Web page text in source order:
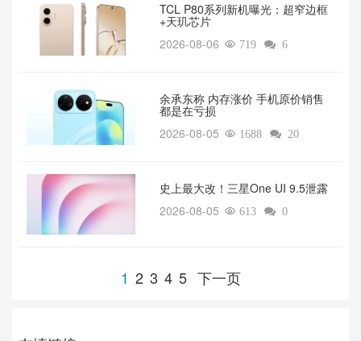
TCL P80系列新机曝光：超窄边框
+天玑芯片
2026-08-06  719  6
余承东称 内存涨价 手机原价销售
都是在亏损
2026-08-05  1688  20
‌史上最大改！三星One UI 9.5泄露
2026-08-05  613  0
1 2 3 4 5 下一页